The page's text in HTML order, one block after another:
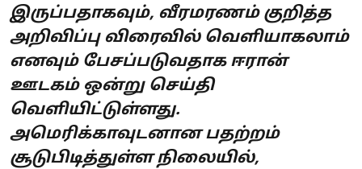
இருப்பதாகவும், வீரமரணம் குறித்த
அறிவிப்பு விரைவில் வெளியாகலாம்
எனவும் பேசப்படுவதாக ஈரான்
ஊடகம் ஒன்று செய்தி
வெளியிட்டுள்ளது.
அமெரிக்காவுடனான பதற்றம்
சூடுபிடித்துள்ள நிலையில்,